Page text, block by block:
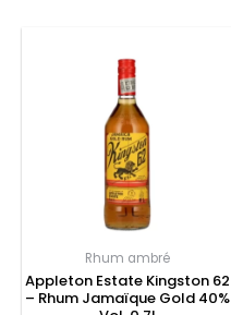
Rhum ambré
Appleton Estate Kingston 62
– Rhum Jamaïque Gold 40%